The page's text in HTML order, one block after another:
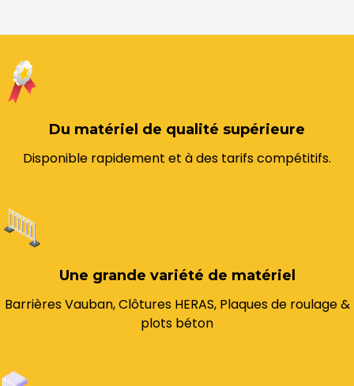
Du matériel de qualité supérieure
Disponible rapidement et à des tarifs compétitifs.
Une grande variété de matériel
Barrières Vauban, Clôtures HERAS, Plaques de roulage &
plots béton